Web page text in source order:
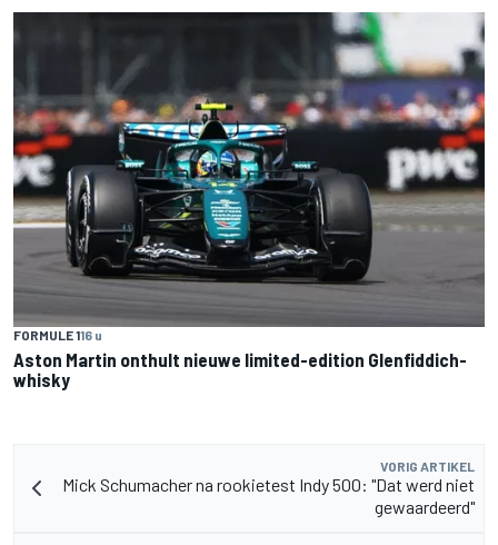
FORMULE 116 u
Aston Martin onthult nieuwe limited-edition Glenfiddich-
whisky
VORIG ARTIKEL
Mick Schumacher na rookietest Indy 500: "Dat werd niet
gewaardeerd"